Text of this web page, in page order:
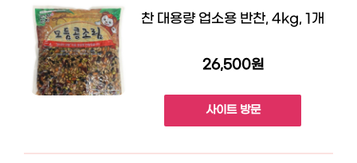
찬 대용량 업소용 반찬, 4kg, 1개
26,500원
사이트 방문